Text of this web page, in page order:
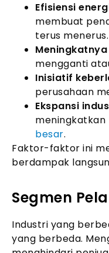
Efisiensi
membuat
terus menerus.
mengganti
Inisiatif
perusahaan
Ekspansi
besar.
Faktor-faktor ini
berdampak
Segmen
Industri yang
yang berbeda.